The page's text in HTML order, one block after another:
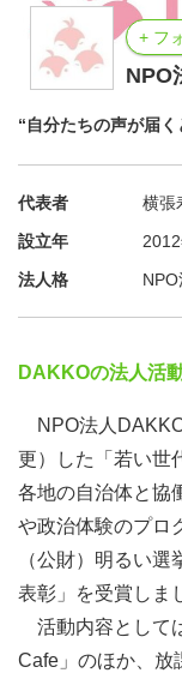
+ フ
NPO
“自分たちの声が届
代表者
横張
設立年
法人格
NPO
DAKKOの法人活
NPO法人
更）した「若い世
各地の自治体と協
や政治体験のプロ
（公財）明るい
表彰」を受賞しま
活動内容として
Cafe」のほか、放